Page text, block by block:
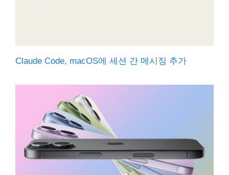
Claude Code, macOS에 세션 간 메시징 추가